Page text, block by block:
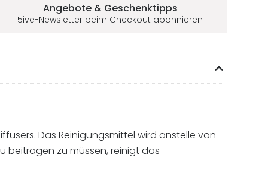
Angebote & Geschenktipps
5ive-Newsletter beim Checkout abonnieren
Das Reinigungsmittel wird anstelle von
beitragen zu müssen, reinigt das